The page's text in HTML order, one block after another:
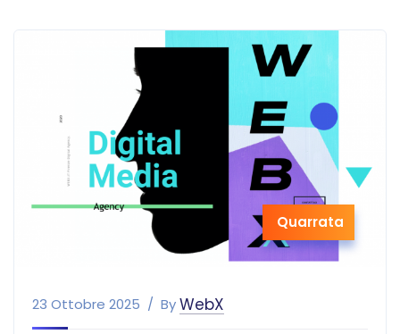
Quarrata
23 Ottobre 2025 ByWebX